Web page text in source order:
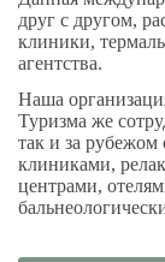
друг с другом,
клиники,
агентства.
Наша
Туризма же
так и за
клиниками,
центрами,